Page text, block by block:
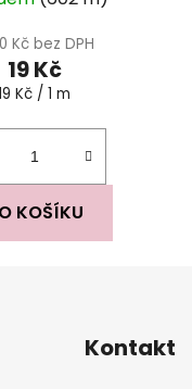
Kč bez DPH
19 Kč
Kč / 1 m
KOŠÍKU
Kontakt